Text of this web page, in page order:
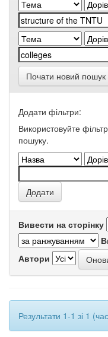
Почати новий пошук
Додати фільтри:
Використовуйте
пошуку.
Вивести на сторінку
Автори
Результати 1-1 зі 1